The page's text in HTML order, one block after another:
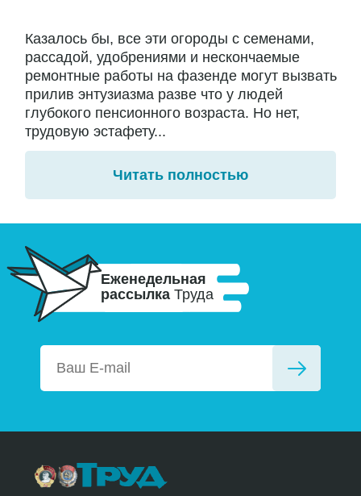
Казалось бы, все эти огороды с семенами,
рассадой, удобрениями и нескончаемые
ремонтные работы на фазенде могут вызвать
прилив энтузиазма разве что у людей
глубокого пенсионного возраста. Но нет,
трудовую эстафету...
Читать полностью
Еженедельная
рассылка Труда